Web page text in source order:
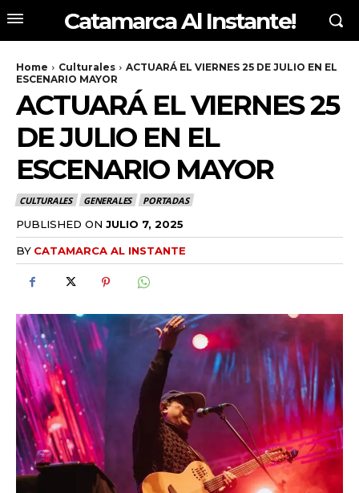
Catamarca Al Instante!
Home Culturales
ACTUARÁ EL VIERNES 25 DE JULIO EN EL
ESCENARIO MAYOR
ACTUARÁ EL VIERNES 25
DE JULIO EN EL
ESCENARIO MAYOR
CULTURALES GENERALES PORTADAS
PUBLISHED ON JULIO 7, 2025
BY CATAMARCA AL INSTANTE